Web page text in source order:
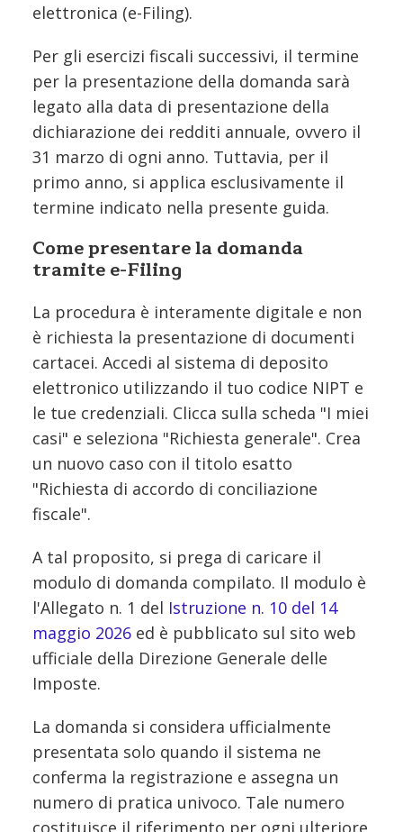
elettronica (e-Filing).
Per gli esercizi fiscali successivi, il termine
per la presentazione della domanda sarà
legato alla data di presentazione della
dichiarazione dei redditi annuale, ovvero il
31 marzo di ogni anno. Tuttavia, per il
primo anno, si applica esclusivamente il
termine indicato nella presente guida.
Come presentare la domanda
tramite e-Filing
La procedura è interamente digitale e non
è richiesta la presentazione di documenti
cartacei. Accedi al sistema di deposito
elettronico utilizzando il tuo codice NIPT e
le tue credenziali. Clicca sulla scheda "I miei
casi" e seleziona "Richiesta generale". Crea
un nuovo caso con il titolo esatto
"Richiesta di accordo di conciliazione
fiscale".
A tal proposito, si prega di caricare il
modulo di domanda compilato. Il modulo è
l'Allegato n. 1 del Istruzione n. 10 del 14
maggio 2026 ed è pubblicato sul sito web
ufficiale della Direzione Generale delle
Imposte.
La domanda si considera ufficialmente
presentata solo quando il sistema ne
conferma la registrazione e assegna un
numero di pratica univoco. Tale numero
costituisce il riferimento per ogni ulteriore